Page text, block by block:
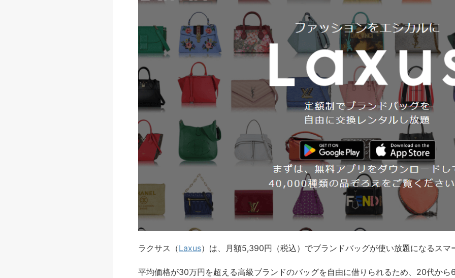
ラクサス（Laxus）は、月額5,390円（税込）でブランドバッグが使い放題になるス
平均価格が30万円を超える高級ブランドのバッグを自由に借りられるため、20代か